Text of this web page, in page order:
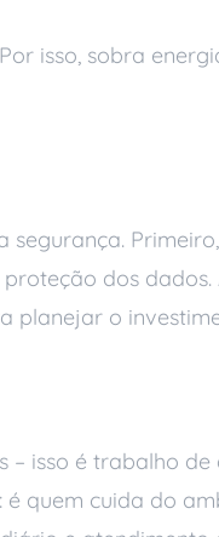
isso, sobra
dos
planejar o
isso é trabalho
quem cuida do